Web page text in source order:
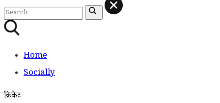
Home
Socially
क्रिकेट